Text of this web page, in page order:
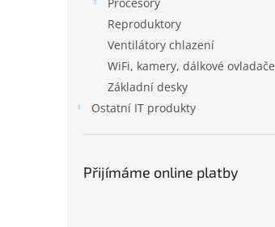
Reproduktory
Ventilátory chlazení
WiFi, kamery, dálkové ovladače
Základní desky
Ostatní IT produkty
Přijímáme online platby